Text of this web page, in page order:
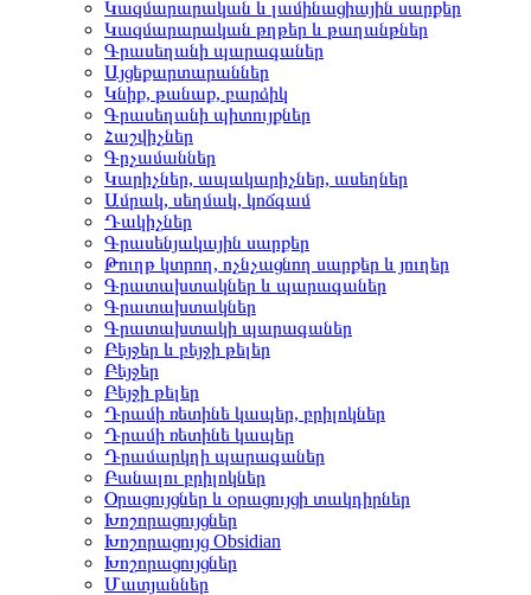
Կազմարարական և լամինացիային սարքեր
Կազմարարական թղթեր և թաղանթներ
Գրասեղանի պարագաներ
Այցեքարտարաններ
Կնիք, թանաք, բարձիկ
Գրասեղանի պիտույքներ
Հաշվիչներ
Գրչամաններ
Կարիչներ, ապակարիչներ, ասեղներ
Ամրակ, սեղմակ, կոճգամ
Դակիչներ
Գրասենյակային սարքեր
Թուղթ կտրող, ոչնչացնող սարքեր և յուղեր
Գրատախտակներ և պարագաներ
Գրատախտակներ
Գրատախտակի պարագաներ
Բեյջեր և բեյջի թելեր
Բեյջեր
Բեյջի թելեր
Դրամի ռետինե կապեր, բրիլոկներ
Դրամի ռետինե կապեր
Դրամարկղի պարագաներ
Բանալու բրիլոկներ
Օրացույցներ և օրացույցի տակդիրներ
Խոշորացույցներ
Խոշորացույց Obsidian
Խոշորացույցներ
Մատյաններ